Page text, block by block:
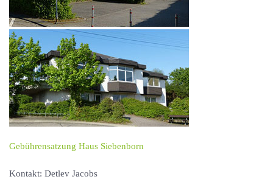
Gebührensatzung Haus Siebenborn
Kontakt: Detlev Jacobs